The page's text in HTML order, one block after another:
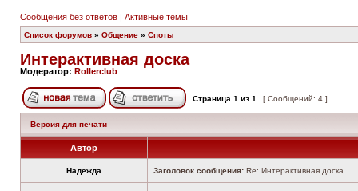
Сообщения без ответов | Активные темы
Список форумов » Общение » Споты
Интерактивная доска
Модератор: Rollerclub
Страница 1 из 1 [ Сообщений: 4 ]
Версия для печати
Автор
Надежда Заголовок сообщения: Re: Интерактивная доска